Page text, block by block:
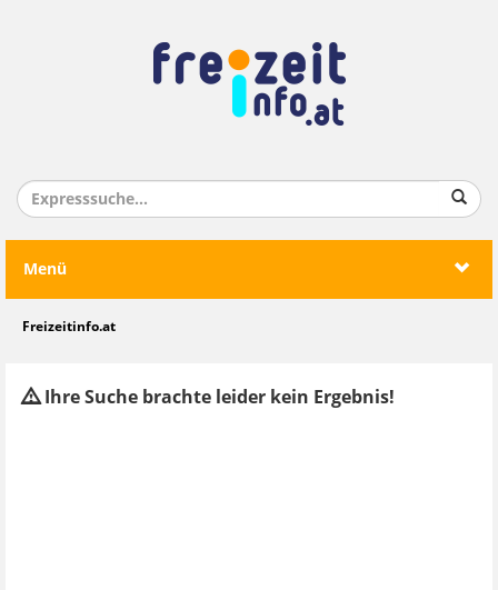
Menü
Freizeitinfo.at
Ihre Suche brachte leider kein Ergebnis!